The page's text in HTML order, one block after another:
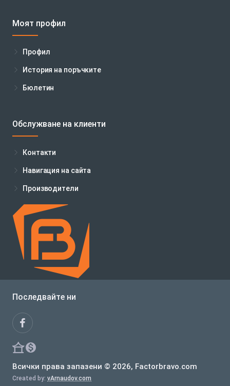
Моят профил
Профил
История на поръчките
Бюлетин
Обслужване на клиенти
Контакти
Навигация на сайта
Производители
Последвайте ни
Всички права запазени © 2026, Factorbravo.com
Created by: vArnaudov.com